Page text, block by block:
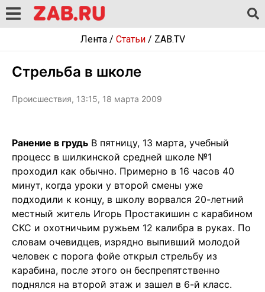
Лента/ Статьи/ ZAB.TV
Стрельба в школе
Происшествия, 13:15, 18 марта 2009
Ранение в грудь В пятницу, 13 марта, учебный
процесс в шилкинской средней школе №1
проходил как обычно. Примерно в 16 часов 40
минут, когда уроки у второй смены уже
подходили к концу, в школу ворвался 20-летний
местный житель Игорь Простакишин с карабином
СКС и охотничьим ружьем 12 калибра в руках. По
словам очевидцев, изрядно выпивший молодой
человек с порога фойе открыл стрельбу из
карабина, после этого он беспрепятственно
поднялся на второй этаж и зашел в 6-й класс.